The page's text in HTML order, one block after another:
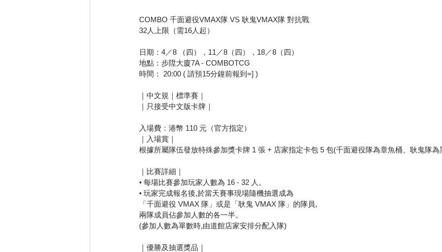
COMBO 千面避役VMAX隊 VS 耿鬼VMAX隊 對抗戰
32人上限（需16人起）
日期：4／8 （四），11／8（四），18／8（四）
地點：步陞大廈7A - COMBOTCG
時間： 20:00 ( 請預15分鐘前報到=] )
｜中文規｜標準賽｜
｜只接受中文版卡牌｜
入場費：港幣 110 元（官方指定）
｜入場賞｜
根據所屬隊伍發放特殊參加獎卡牌 1 張 + 店家指定卡包 5 包(千面避役隊為章魚桶、耿鬼隊為
｜比賽詳細｜
• 每場比賽參加玩家人數為 16 - 32 人。
• 玩家完成報名後,於當天賽事現場隨機抽選成為
「千面避役 VMAX 隊」或是「耿鬼 VMAX 隊」的隊員,
兩隊成員佔參加人數的各一半。
(參加人數為單數時,由道館店家安排分配入隊)
｜優勝及抽選獎品｜